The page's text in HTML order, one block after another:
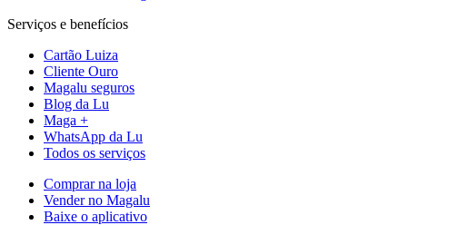
Serviços e benefícios
Cartão Luiza
Cliente Ouro
Magalu seguros
Blog da Lu
Maga +
WhatsApp da Lu
Todos os serviços
Comprar na loja
Vender no Magalu
Baixe o aplicativo